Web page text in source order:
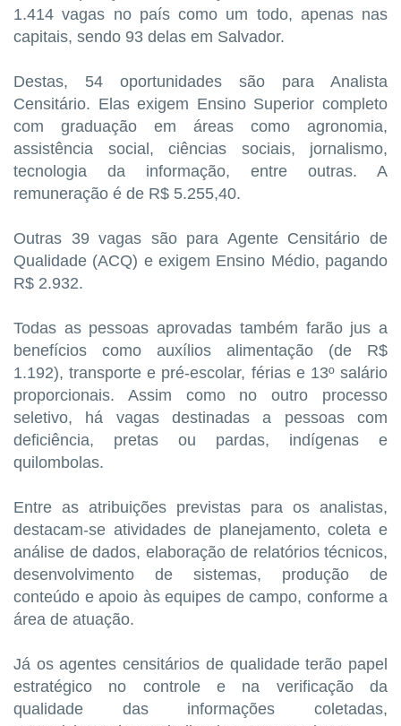
1.414 vagas no país como um todo, apenas nas
capitais, sendo 93 delas em Salvador.
Destas, 54 oportunidades são para Analista
Censitário. Elas exigem Ensino Superior completo
com graduação em áreas como agronomia,
assistência social, ciências sociais, jornalismo,
tecnologia da informação, entre outras. A
remuneração é de R$ 5.255,40.
Outras 39 vagas são para Agente Censitário de
Qualidade (ACQ) e exigem Ensino Médio, pagando
R$ 2.932.
Todas as pessoas aprovadas também farão jus a
benefícios como auxílios alimentação (de R$
1.192), transporte e pré-escolar, férias e 13º salário
proporcionais. Assim como no outro processo
seletivo, há vagas destinadas a pessoas com
deficiência, pretas ou pardas, indígenas e
quilombolas.
Entre as atribuições previstas para os analistas,
destacam-se atividades de planejamento, coleta e
análise de dados, elaboração de relatórios técnicos,
desenvolvimento de sistemas, produção de
conteúdo e apoio às equipes de campo, conforme a
área de atuação.
Já os agentes censitários de qualidade terão papel
estratégico no controle e na verificação da
qualidade das informações coletadas,